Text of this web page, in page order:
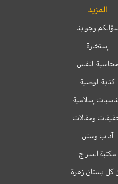
المزيد
وجوابنا
إستخارة
محاسبة النفس
كتابة الوصية
إسلامية
ومقالات
آداب وسنن
مكتبة السراج
كل بستان زهرة